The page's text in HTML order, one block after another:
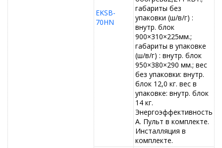
EKSB-
70HN
габариты без
упаковки (ш/в/г) :
внутр. блок
900×310×225мм.;
габариты в упаковке
(ш/в/г) : внутр. блок
950×380×290 мм.; вес
без упаковки: внутр.
блок 12,0 кг. вес в
упаковке: внутр. блок
14 кг.
Энергоэффективность
А. Пульт в комплекте.
Инсталляция в
комплекте.